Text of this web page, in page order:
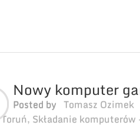
Nowy komputer
Posted by Tomasz Ozimek
Toruń, Składanie